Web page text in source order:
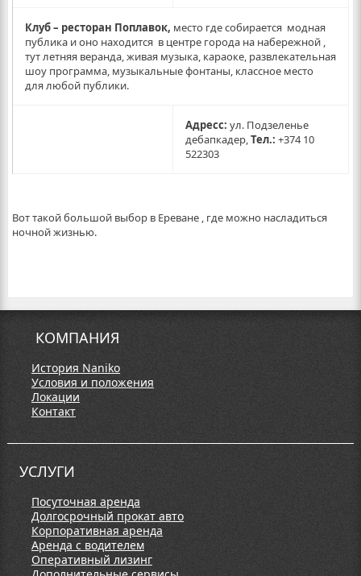
Клуб – ресторан Поплавок, место где собирается модная
публика и оно находится в центре города на набережной ,
тут летняя веранда, живая музыка, караоке, развлекательная
шоу программа, музыкальные фонтаны, классное место
для любой публики.
Адресс: ул. Подзеленье
дебапкадер,Тел.: +374 10
522303
Вот такой большой выбор в Ереване , где можно насладиться
ночной жизнью.
КОМПАНИЯ
История Naniko
Условия и положения
Локации
Контакт
УСЛУГИ
Посуточная аренда
Долгосрочный прокат авто
Корпоративная аренда
Аренда с водителем
Оперативный лизинг